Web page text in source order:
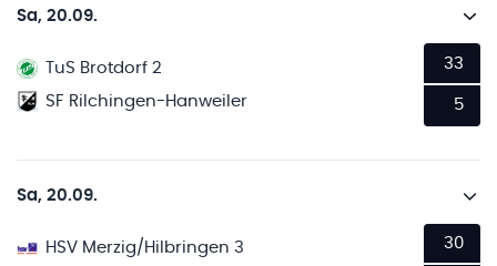
Sa, 20.09.
TuS Brotdorf 2
SF Rilchingen-Hanweiler
33
5
Sa, 20.09.
HSV Merzig/Hilbringen 3
30